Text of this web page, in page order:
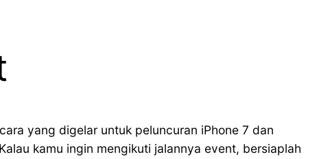
yang digelar untuk peluncuran iPhone 7 dan
kamu ingin mengikuti jalannya event, bersiaplah